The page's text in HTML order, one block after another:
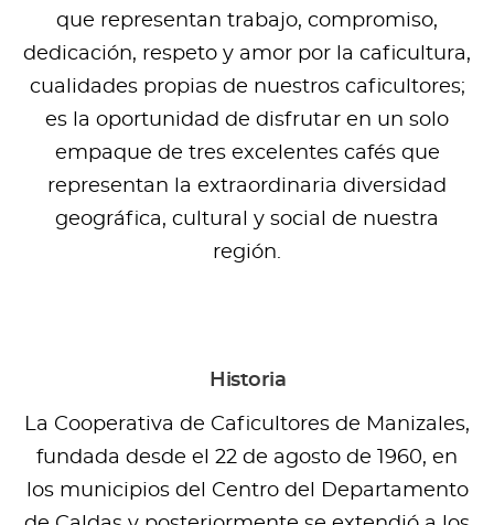
que representan trabajo, compromiso,
dedicación, respeto y amor por la caficultura,
cualidades propias de nuestros caficultores;
es la oportunidad de disfrutar en un solo
empaque de tres excelentes cafés que
representan la extraordinaria diversidad
geográfica, cultural y social de nuestra
región.
Historia
La Cooperativa de Caficultores de Manizales,
fundada desde el 22 de agosto de 1960, en
los municipios del Centro del Departamento